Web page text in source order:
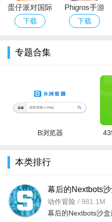
蛋仔派对国际
服Eggy Party
版
下载
Phigros手游
官方下载最新
下载
专题合集
B浏览器
本类排行
幕后的Nextbots
v11.2.2 中文版
动作冒险 / 981.1M